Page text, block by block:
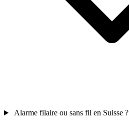
Alarme filaire ou sans fil en Suisse ?